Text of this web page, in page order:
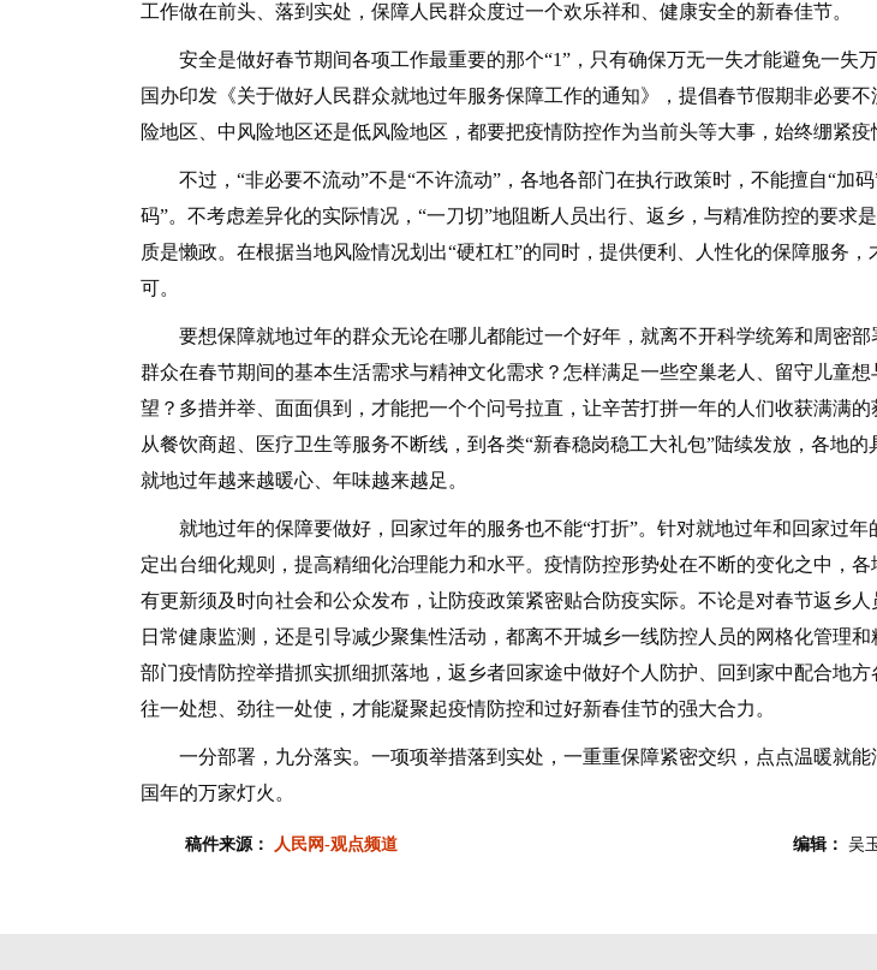
工作做在前头、落到实处，保障人民群众度过一个欢乐祥和、健康安全的新春佳节。
安全是做好春节期间各项工作最重要的那个“1”，只有确保万无一失才能避免一失
国办印发《关于做好人民群众就地过年服务保障工作的通知》，提倡春节假期非必要
险地区、中风险地区还是低风险地区，都要把疫情防控作为当前头等大事，始终绷紧疫
不过，“非必要不流动”不是“不许流动”，各地各部门在执行政策时，不能擅自“加码
码”。不考虑差异化的实际情况，“一刀切”地阻断人员出行、返乡，与精准防控的要求
质是懒政。在根据当地风险情况划出“硬杠杠”的同时，提供便利、人性化的保障服务，
可。
要想保障就地过年的群众无论在哪儿都能过一个好年，就离不开科学统筹和周密部
群众在春节期间的基本生活需求与精神文化需求？怎样满足一些空巢老人、留守儿童想
望？多措并举、面面俱到，才能把一个个问号拉直，让辛苦打拼一年的人们收获满满的
从餐饮商超、医疗卫生等服务不断线，到各类“新春稳岗稳工大礼包”陆续发放，各地的
就地过年越来越暖心、年味越来越足。
就地过年的保障要做好，回家过年的服务也不能“打折”。针对就地过年和回家过年
定出台细化规则，提高精细化治理能力和水平。疫情防控形势处在不断的变化之中，各
有更新须及时向社会和公众发布，让防疫政策紧密贴合防疫实际。不论是对春节返乡人
日常健康监测，还是引导减少聚集性活动，都离不开城乡一线防控人员的网格化管理
部门疫情防控举措抓实抓细抓落地，返乡者回家途中做好个人防护、回到家中配合地
往一处想、劲往一处使，才能凝聚起疫情防控和过好新春佳节的强大合力。
一分部署，九分落实。一项项举措落到实处，一重重保障紧密交织，点点温暖就能
国年的万家灯火。
稿件来源： 人民网-观点频道 编辑： 吴